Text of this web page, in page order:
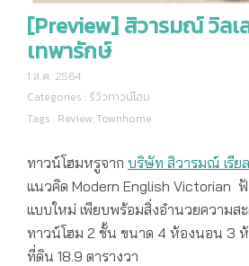
[Preview] สิวารมณ์ วิล
เทพารักษ์
1 ส.ค. 2564
Categories : รีวิวทาวน์โฮม
Tags : Review,Townhome
ทาวน์โฮมหรูจาก บริษัท สิวารมณ์ เรียล
แนวคิด Modern English Victorian
แบบใหม่ เพียบพร้อมสิ่งอำนวยความส
ทาวน์โฮม 2 ชั้น ขนาด 4 ห้องนอน 3
ที่ดิน 18.9 ตารางวา